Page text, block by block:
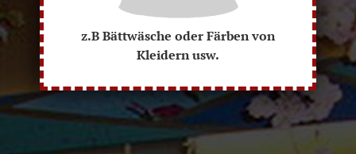
z.B Bättwäsche oder Färben von
Kleidern usw.